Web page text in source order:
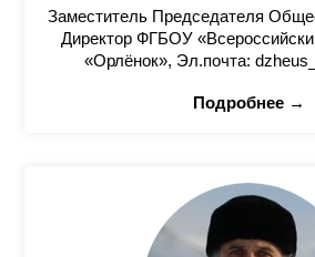
Заместитель Председателя
Директор ФГБОУ
«Орлёнок», Эл.почта:
Подробнее →